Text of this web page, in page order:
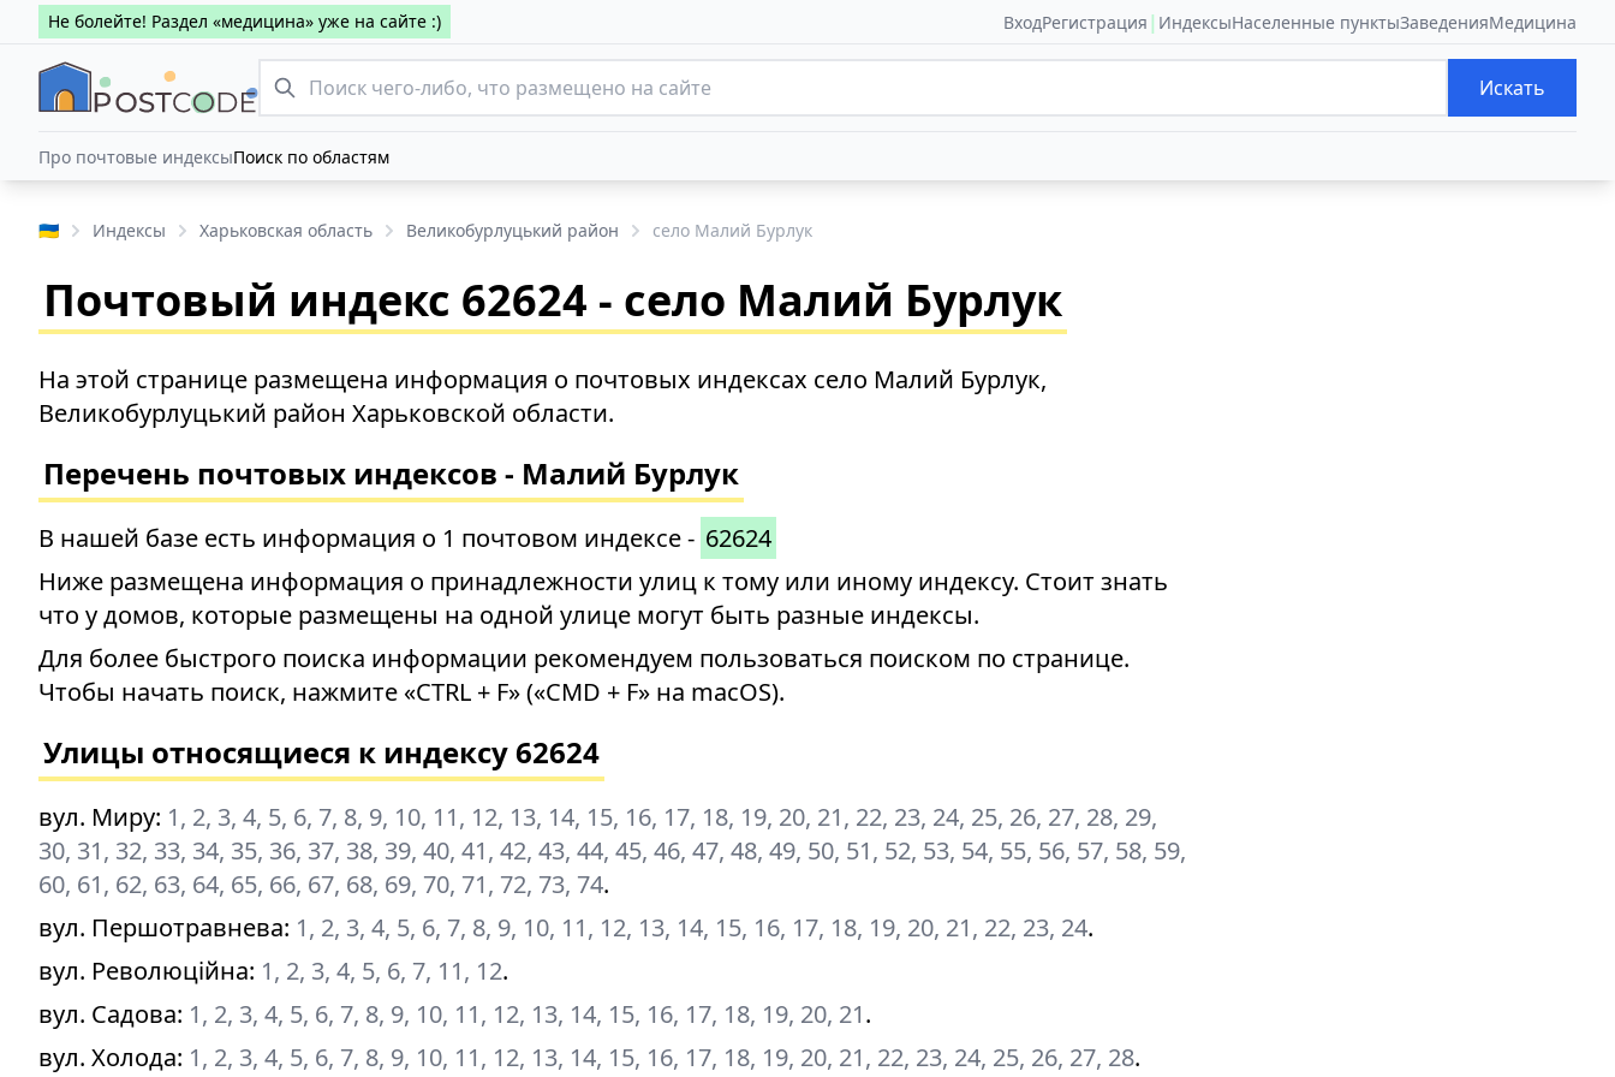
Не болейте! Раздел «медицина» уже на сайте :) ВходРегистрация | ИндексыНаселенные пунктыЗаведенияМедицина
Искать
Про почтовые индексыПоиск по областям
🇺🇦 Индексы Харьковская область Великобурлуцький район село Малий Бурлук
Почтовый индекс 62624 - село Малий Бурлук
На этой странице размещена информация о почтовых индексах село Малий Бурлук,
Великобурлуцький район Харьковской области.
Перечень почтовых индексов - Малий Бурлук
В нашей базе есть информация о 1 почтовом индексе - 62624
Ниже размещена информация о принадлежности улиц к тому или иному индексу. Стоит знать
что у домов, которые размещены на одной улице могут быть разные индексы.
Для более быстрого поиска информации рекомендуем пользоваться поиском по странице.
Чтобы начать поиск, нажмите «CTRL + F» («CMD + F» на macOS).
Улицы относящиеся к индексу 62624
вул. Миру: 1, 2, 3, 4, 5, 6, 7, 8, 9, 10, 11, 12, 13, 14, 15, 16, 17, 18, 19, 20, 21, 22, 23, 24, 25, 26, 27, 28, 29,
30, 31, 32, 33, 34, 35, 36, 37, 38, 39, 40, 41, 42, 43, 44, 45, 46, 47, 48, 49, 50, 51, 52, 53, 54, 55, 56, 57, 58, 59,
60, 61, 62, 63, 64, 65, 66, 67, 68, 69, 70, 71, 72, 73, 74.
вул. Першотравнева: 1, 2, 3, 4, 5, 6, 7, 8, 9, 10, 11, 12, 13, 14, 15, 16, 17, 18, 19, 20, 21, 22, 23, 24.
вул. Революційна: 1, 2, 3, 4, 5, 6, 7, 11, 12.
вул. Садова: 1, 2, 3, 4, 5, 6, 7, 8, 9, 10, 11, 12, 13, 14, 15, 16, 17, 18, 19, 20, 21.
вул. Холода: 1, 2, 3, 4, 5, 6, 7, 8, 9, 10, 11, 12, 13, 14, 15, 16, 17, 18, 19, 20, 21, 22, 23, 24, 25, 26, 27, 28.